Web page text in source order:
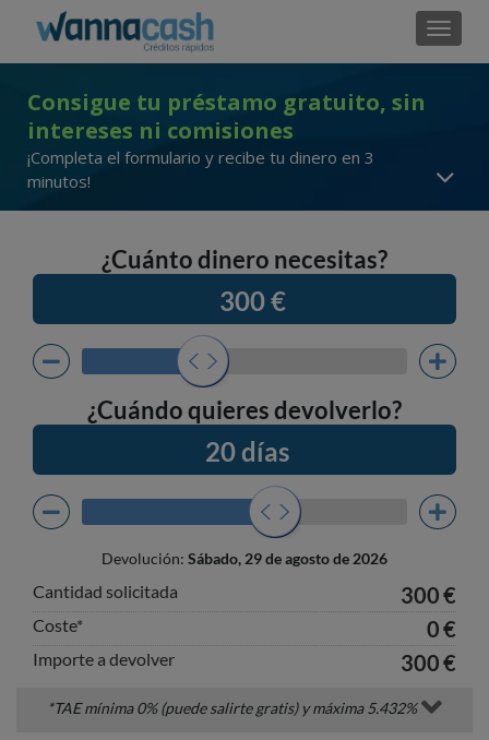
Consigue tu préstamo gratuito, sin
intereses ni comisiones
¡Completa el formulario y recibe tu dinero en 3
minutos!